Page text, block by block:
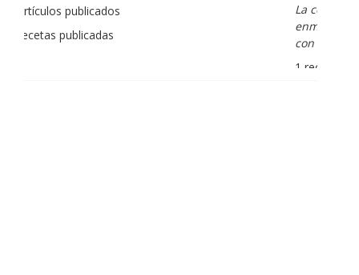
La cocina para mi es producto bien tratado sin
enmascarar sus sabores, cocina de verdad de antaño
con un toque diferente